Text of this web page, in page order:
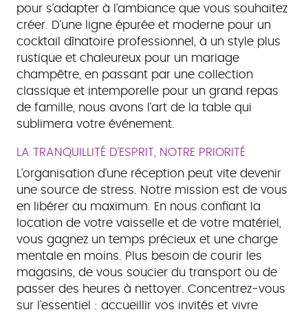
pour s’adapter à l’ambiance que vous souhaitez
créer. D’une ligne épurée et moderne pour un
cocktail dînatoire professionnel, à un style plus
rustique et chaleureux pour un mariage
champêtre, en passant par une collection
classique et intemporelle pour un grand repas
de famille, nous avons l'art de la table qui
sublimera votre événement.
LA TRANQUILLITÉ D'ESPRIT, NOTRE PRIORITÉ
L'organisation d'une réception peut vite devenir
une source de stress. Notre mission est de vous
en libérer au maximum. En nous confiant la
location de votre vaisselle et de votre matériel,
vous gagnez un temps précieux et une charge
mentale en moins. Plus besoin de courir les
magasins, de vous soucier du transport ou de
passer des heures à nettoyer. Concentrez-vous
sur l'essentiel : accueillir vos invités et vivre